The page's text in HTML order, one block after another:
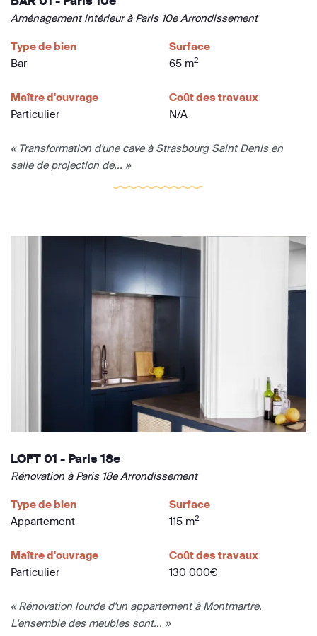
Aménagement intérieur à Paris 10e Arrondissement
Type de bien
Bar
Surface
65 m2
Maître d'ouvrage
Particulier
Coût des travaux
N/A
« Transformation d'une cave à Strasbourg Saint Denis en
salle de projection de... »
LOFT 01 - Paris 18e
Rénovation à Paris 18e Arrondissement
Type de bien
Appartement
Surface
115 m2
Maître d'ouvrage
Particulier
Coût des travaux
130 000€
« Rénovation lourde d'un appartement à Montmartre.
L'ensemble des meubles sont... »